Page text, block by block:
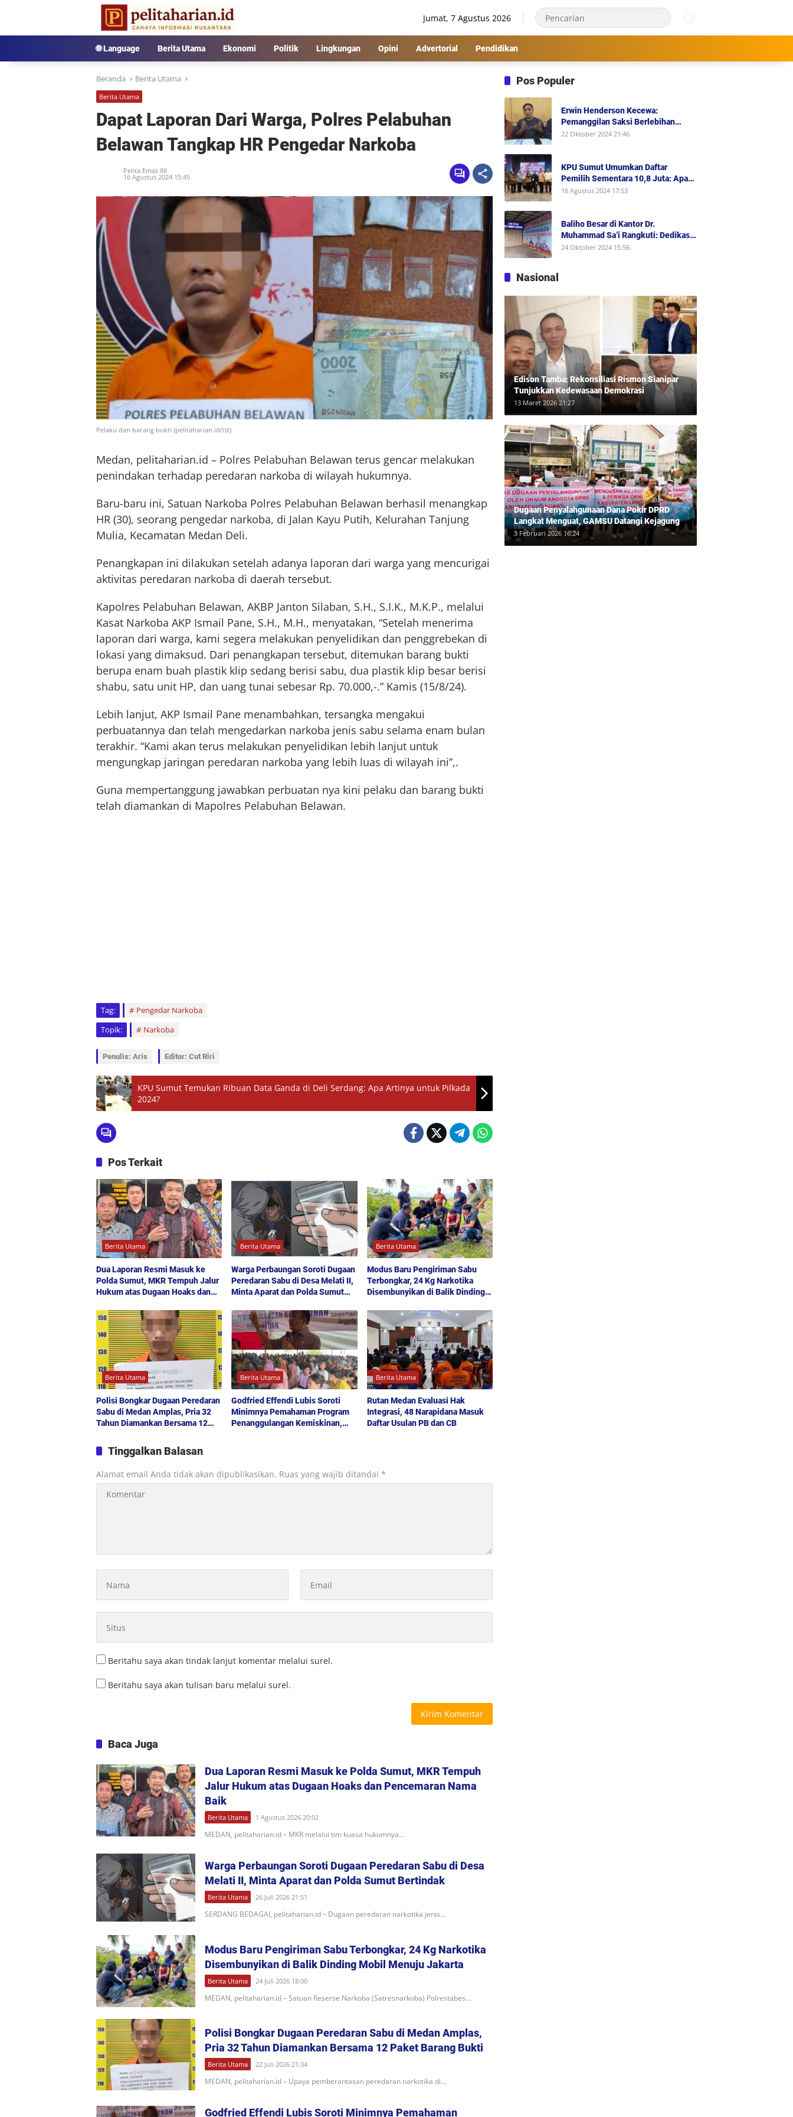
Jumat, 7 Agustus 2026
🌐 Language Berita Utama Ekonomi Politik Lingkungan Opini Advertorial Pendidikan
Beranda Berita Utama
Berita Utama
Dapat Laporan Dari Warga, Polres Pelabuhan
Belawan Tangkap HR Pengedar Narkoba
Pelita Emas 88
16 Agustus 2024 15:45
Pelaku dan barang bukti (pelitaharian.id/ist).
Medan, pelitaharian.id – Polres Pelabuhan Belawan terus gencar melakukan
penindakan terhadap peredaran narkoba di wilayah hukumnya.
Baru-baru ini, Satuan Narkoba Polres Pelabuhan Belawan berhasil menangkap
HR (30), seorang pengedar narkoba, di Jalan Kayu Putih, Kelurahan Tanjung
Mulia, Kecamatan Medan Deli.
Penangkapan ini dilakukan setelah adanya laporan dari warga yang mencurigai
aktivitas peredaran narkoba di daerah tersebut.
Kapolres Pelabuhan Belawan, AKBP Janton Silaban, S.H., S.I.K., M.K.P., melalui
Kasat Narkoba AKP Ismail Pane, S.H., M.H., menyatakan, “Setelah menerima
laporan dari warga, kami segera melakukan penyelidikan dan penggrebekan di
lokasi yang dimaksud. Dari penangkapan tersebut, ditemukan barang bukti
berupa enam buah plastik klip sedang berisi sabu, dua plastik klip besar berisi
shabu, satu unit HP, dan uang tunai sebesar Rp. 70.000,-.” Kamis (15/8/24).
Lebih lanjut, AKP Ismail Pane menambahkan, tersangka mengakui
perbuatannya dan telah mengedarkan narkoba jenis sabu selama enam bulan
terakhir. “Kami akan terus melakukan penyelidikan lebih lanjut untuk
mengungkap jaringan peredaran narkoba yang lebih luas di wilayah ini”,.
Guna mempertanggung jawabkan perbuatan nya kini pelaku dan barang bukti
telah diamankan di Mapolres Pelabuhan Belawan.
Tag:
Pengedar Narkoba
Topik:
Narkoba
Penulis: Aris Editor: Cut Riri
KPU Sumut Temukan Ribuan Data Ganda di Deli Serdang: Apa Artinya untuk Pilkada
2024?
Pos Terkait
Berita Utama
Dua Laporan Resmi Masuk ke
Polda Sumut, MKR Tempuh Jalur
Hukum atas Dugaan Hoaks dan
Berita Utama
Warga Perbaungan Soroti Dugaan
Peredaran Sabu di Desa Melati II,
Minta Aparat dan Polda Sumut
Berita Utama
Modus Baru Pengiriman Sabu
Terbongkar, 24 Kg Narkotika
Disembunyikan di Balik Dinding
Berita Utama
Polisi Bongkar Dugaan Peredaran
Sabu di Medan Amplas, Pria 32
Tahun Diamankan Bersama 12
Berita Utama
Godfried Effendi Lubis Soroti
Minimnya Pemahaman Program
Penanggulangan Kemiskinan,
Berita Utama
Rutan Medan Evaluasi Hak
Integrasi, 48 Narapidana Masuk
Daftar Usulan PB dan CB
Tinggalkan Balasan
Alamat email Anda tidak akan dipublikasikan. Ruas yang wajib ditandai *
Beritahu saya akan tindak lanjut komentar melalui surel.
Beritahu saya akan tulisan baru melalui surel.
Baca Juga
Dua Laporan Resmi Masuk ke Polda Sumut, MKR Tempuh
Jalur Hukum atas Dugaan Hoaks dan Pencemaran Nama
Baik
Berita Utama 1 Agustus 2026 20:02
MEDAN, pelitaharian.id – MKR melalui tim kuasa hukumnya…
Warga Perbaungan Soroti Dugaan Peredaran Sabu di Desa
Melati II, Minta Aparat dan Polda Sumut Bertindak
Berita Utama 26 Juli 2026 21:51
SERDANG BEDAGAI, pelitaharian.id – Dugaan peredaran narkotika jenis…
Modus Baru Pengiriman Sabu Terbongkar, 24 Kg Narkotika
Disembunyikan di Balik Dinding Mobil Menuju Jakarta
Berita Utama 24 Juli 2026 18:00
MEDAN, pelitaharian.id – Satuan Reserse Narkoba (Satresnarkoba) Polrestabes…
Polisi Bongkar Dugaan Peredaran Sabu di Medan Amplas,
Pria 32 Tahun Diamankan Bersama 12 Paket Barang Bukti
Berita Utama 22 Juli 2026 21:34
MEDAN, pelitaharian.id – Upaya pemberantasan peredaran narkotika di…
Godfried Effendi Lubis Soroti Minimnya Pemahaman
Pos Populer
Erwin Henderson Kecewa:
Pemanggilan Saksi Berlebihan
dalam Kasus KDRT, Padahal Dirinya
Pelapor Atau Orang yang Dilaporkan
Dalam Perkara
22 Oktober 2024 21:46
KPU Sumut Umumkan Daftar
Pemilih Sementara 10,8 Juta: Apa
Artinya untuk Pilkada 2024?
16 Agustus 2024 17:53
Baliho Besar di Kantor Dr.
Muhammad Sa’i Rangkuti: Dedikasi
Advokasi Hukum dan Dukungan
24 Oktober 2024 15:56
Nasional
Edison Tamba: Rekonsiliasi Rismon Sianipar
Tunjukkan Kedewasaan Demokrasi
13 Maret 2026 21:27
Dugaan Penyalahgunaan Dana Pokir DPRD
Langkat Menguat, GAMSU Datangi Kejagung
3 Februari 2026 16:24